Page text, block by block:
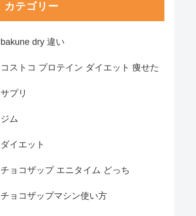
カテゴリー
bakune dry 違い
コストコ プロテイン ダイエット 痩せた
サプリ
ジム
ダイエット
チョコザップ エニタイム どっち
チョコザップマシン使い方